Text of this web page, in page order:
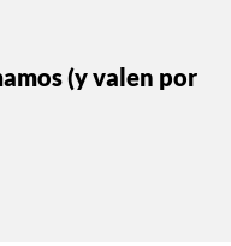
(y valen por